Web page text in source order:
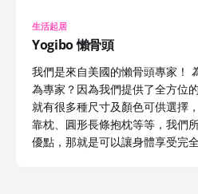
生活起居
Yogibo 懶骨頭
我們是來自美國的懶骨頭專家！
為專家？因為我們提供了全方位
就有很多種尺寸及顏色可供選擇
靠枕、圓形長條抱枕等等，我們
優點，那就是可以讓身體享受完